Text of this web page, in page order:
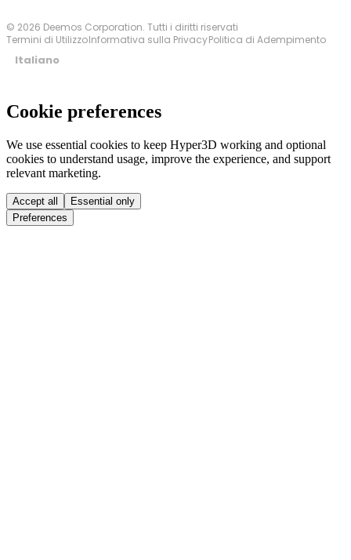
© 2026 Deemos Corporation. Tutti i diritti riservati
Termini di UtilizzoInformativa sulla PrivacyPolitica di Adempimento
Italiano
Cookie preferences
We use essential cookies to keep Hyper3D working and optional
cookies to understand usage, improve the experience, and support
relevant marketing.
Accept all
Essential only
Preferences